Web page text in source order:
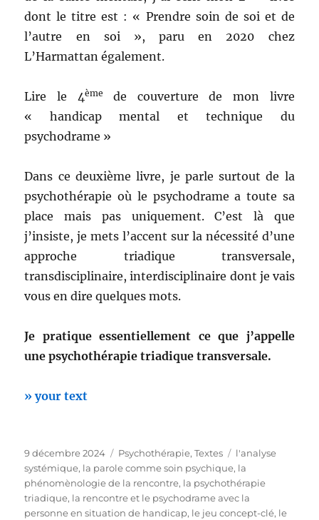
dont le titre est : « Prendre soin de soi et de
l’autre en soi », paru en 2020 chez
L’Harmattan également.
Lire le 4ème
de couverture de mon livre
« handicap mental et technique du
psychodrame »
Dans ce deuxième livre, je parle surtout de la
psychothérapie où le psychodrame a toute sa
place mais pas uniquement. C’est là que
j’insiste, je mets l’accent sur la nécessité d’une
approche triadique transversale,
transdisciplinaire, interdisciplinaire dont je vais
vous en dire quelques mots.
Je pratique essentiellement ce que j’appelle
une psychothérapie triadique transversale.
» your text
Publié
le
9 décembre 2024 Catégories
Psychothérapie,Textes Étiquettes
l'analyse
systémique, la parole comme soin psychique, la
phénomènologie de la rencontre, la psychothérapie
triadique, la rencontre et le psychodrame avec la
personne en situation de handicap, le jeu concept-clé, le